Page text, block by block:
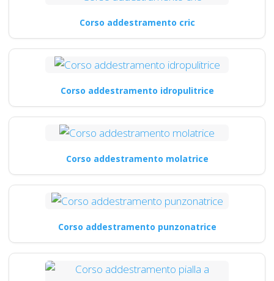
Corso addestramento cric
Corso addestramento idropulitrice
Corso addestramento molatrice
Corso addestramento punzonatrice